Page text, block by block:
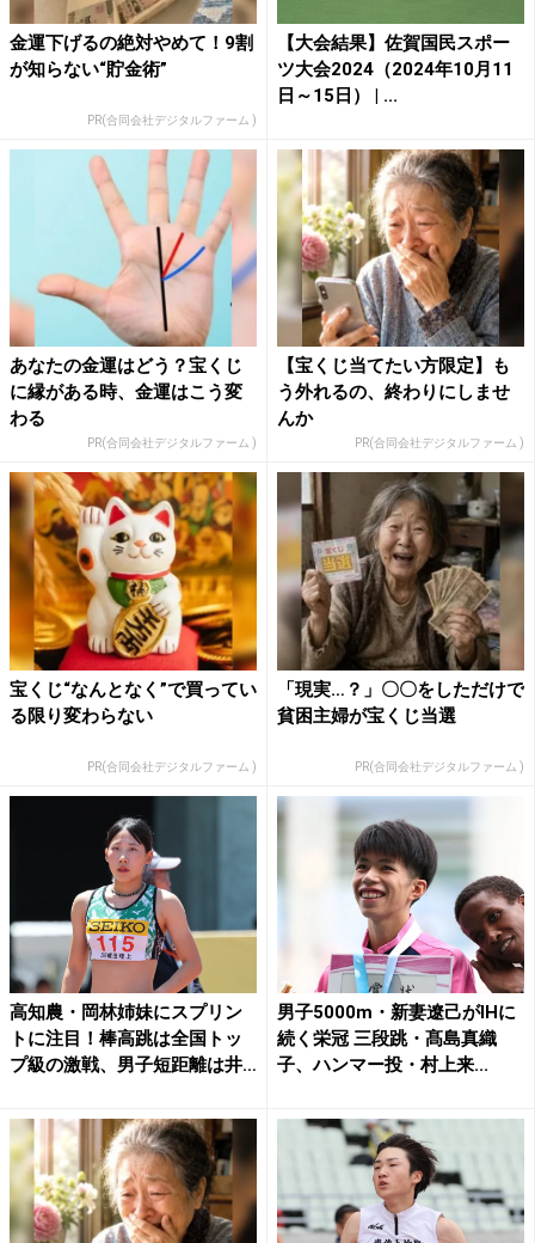
金運下げるの絶対やめて！9割
が知らない“貯金術”
PR(合同会社デジタルファーム )
【大会結果】佐賀国民スポー
ツ大会2024（2024年10月11
日～15日） | ...
あなたの金運はどう？宝くじ
に縁がある時、金運はこう変
わる
PR(合同会社デジタルファーム )
【宝くじ当てたい方限定】も
う外れるの、終わりにしませ
んか
PR(合同会社デジタルファーム )
宝くじ“なんとなく”で買ってい
る限り変わらない
PR(合同会社デジタルファーム )
「現実…？」〇〇をしただけで
貧困主婦が宝くじ当選
PR(合同会社デジタルファーム )
高知農・岡林姉妹にスプリン
トに注目！棒高跳は全国トッ
プ級の激戦、男子短距離は井
男子5000m・新妻遼己がIHに
続く栄冠 三段跳・髙島真織
子、ハンマー投・村上来...